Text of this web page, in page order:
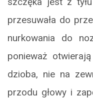
przesuwała do
nurkowania do
ponieważ
dzioba, nie na
przodu głowy i